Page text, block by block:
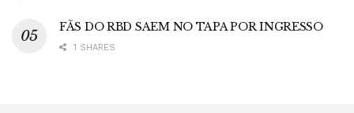
FÃS DO RBD SAEM NO TAPA POR INGRESSO
1 SHARES